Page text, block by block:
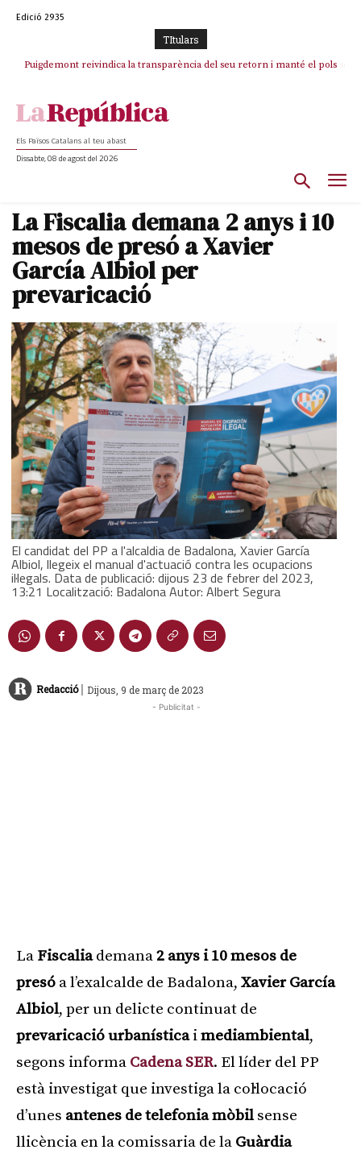
Edició 2935
TItulars
Puigdemont reivindica la transparència del seu retorn i manté el pols
Portugal acusa Espanya de provocar un “efecte crida” massiu per la seva
Els Països Catalans al teu abast
Dissabte, 08 de agost del 2026
La Fiscalia demana 2 anys i 10
mesos de presó a Xavier
García Albiol per
prevaricació
El candidat del PP a l'alcaldia de Badalona, Xavier García
Albiol, llegeix el manual d'actuació contra les ocupacions
il·legals. Data de publicació: dijous 23 de febrer del 2023,
13:21 Localització: Badalona Autor: Albert Segura
Redacció | Dijous, 9 de març de 2023
- Publicitat -
La Fiscaliademana2 anys i 10 mesos de
presó a l’exalcalde de Badalona, Xavier García
Albiol, per un delicte continuat de
prevaricació urbanísticaimediambiental,
segons informa Cadena SER. El líder del PP
està investigat que investiga la col·locació
d’unes antenes de telefonia mòbilsense
llicència en la comissaria de la Guàrdia